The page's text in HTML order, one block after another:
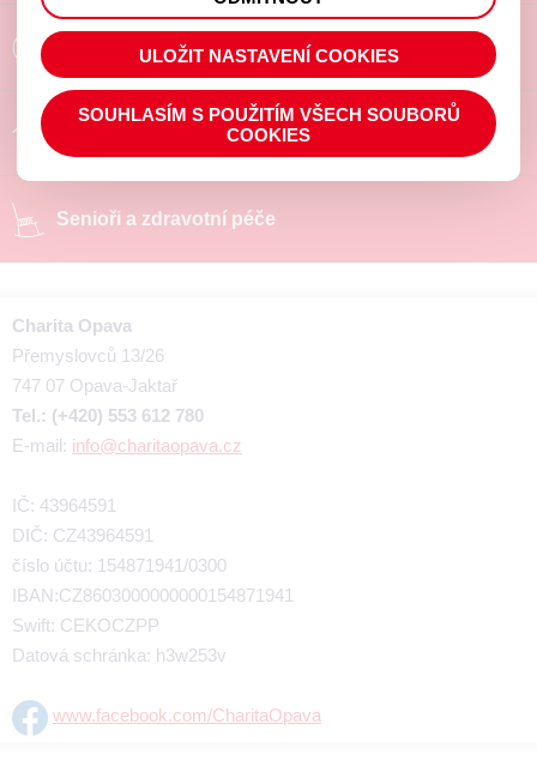
Poradíme a pomůžeme
Chráněné pracoviště
Senioři a zdravotní péče
Charita Opava
Přemyslovců 13/26
747 07 Opava-Jaktař
Tel.: (+420) 553 612 780
E-mail: info@charitaopava.cz
IČ: 43964591
DIČ: CZ43964591
číslo účtu: 154871941/0300
IBAN:CZ8603000000000154871941
Swift: CEKOCZPP
Datová schránka: h3w253v
www.facebook.com/CharitaOpava
prohlížené zboží apod.
ULOŽIT NASTAVENÍ COOKIES
SOUHLASÍM S POUŽITÍM VŠECH SOUBORŮ
COOKIES